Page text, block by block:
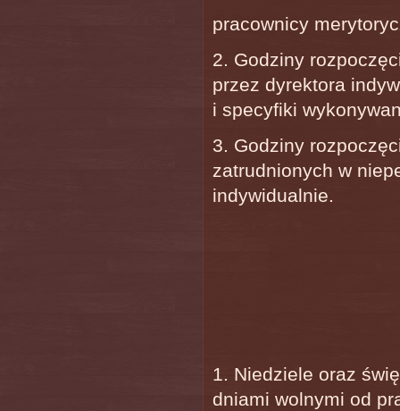
pracownicy
2. Godziny
przez dyrektora
i specyfiki
3. Godziny
zatrudnionych w
indywidualnie.
1. Niedziele oraz
dniami wolnymi od